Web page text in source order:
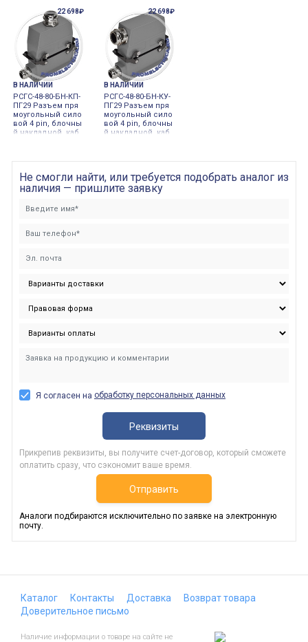
кожух, пружинны
й сальник мет., М
32, 80 Ампер, 500
Вольт.
й кожух, сальник
мет., ПГ29, 80 Амп
ер, 500 Вольт.
22 698₽
В НАЛИЧИИ
РСГС-48-80-БН-КП-
ПГ29 Разъем пря
моугольный сило
вой 4 pin, блочны
й накладной, каб
22 698₽
В НАЛИЧИИ
РСГС-48-80-БН-КУ-
ПГ29 Разъем пря
моугольный сило
вой 4 pin, блочны
й накладной, каб
Не смогли найти, или требуется подобрать аналог из
наличия — пришлите заявку
Я согласен на обработку персональных данных
Реквизиты
Прикрепив реквизиты, вы получите счет-договор, который сможете
оплатить сразу, что сэкономит ваше время.
Отправить
Аналоги подбираются исключительно по заявке на электронную
почту.
Каталог Контакты Доставка
Возврат товара
Доверительное письмо
Наличие информации о товаре на сайте не